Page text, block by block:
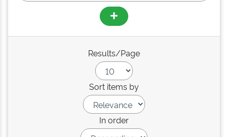
Results/Page
Sort items by
In order